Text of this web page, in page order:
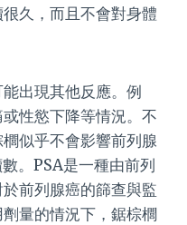
久，而且不會對身體
出現其他反應。例
性慾下降等情況。不
似乎不會影響前列腺
。PSA是一種由前列
前列腺癌的篩查與監
量的情況下，鋸棕櫚